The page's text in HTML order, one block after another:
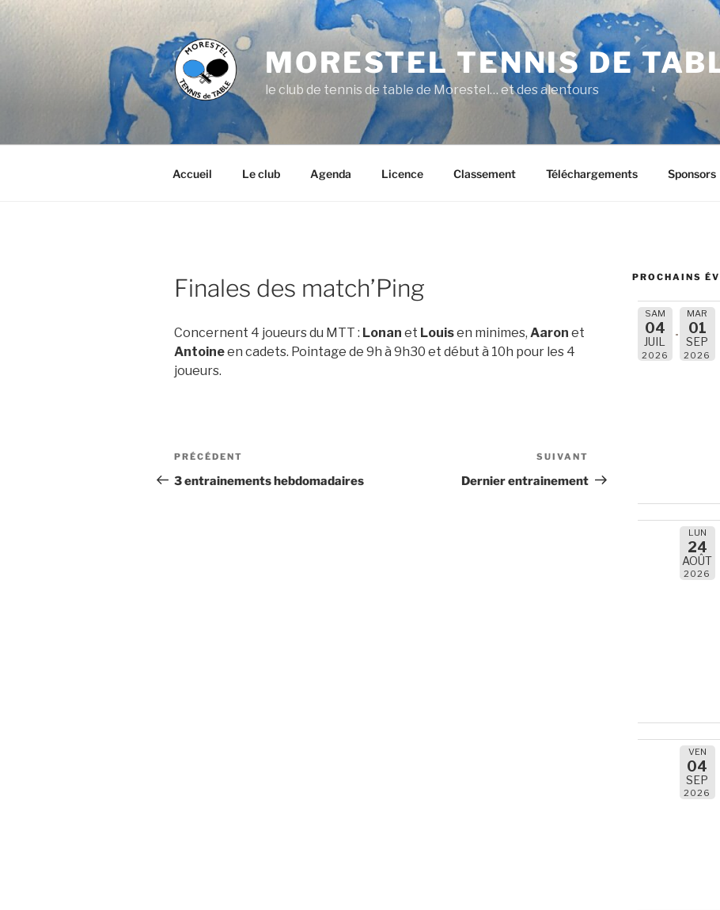
Aller
MORESTEL TENNIS DE
le club de tennis de table de Morestel… et des alentours
Accueil Le club Agenda Licence Classement Téléchargements Sponsors
Finales des match’Ping
Concernent 4 joueurs du MTT : Lonan et Louisen minimes, Aaron et
Antoineen cadets. Pointage de 9h à 9h30 et début à 10h pour les 4
joueurs.
Navigation
de
Article
précédent
PRÉCÉDENT
3 entrainements hebdomadaires
suivant
SUIVANT
Dernier entrainement
PROCHAINS
SAM
04
JUIL
2026
MAR
01
SEP
2026
LUN
24
AOÛT
2026
VEN
04
SEP
2026